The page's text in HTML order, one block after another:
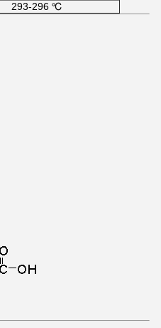
293-296 ℃